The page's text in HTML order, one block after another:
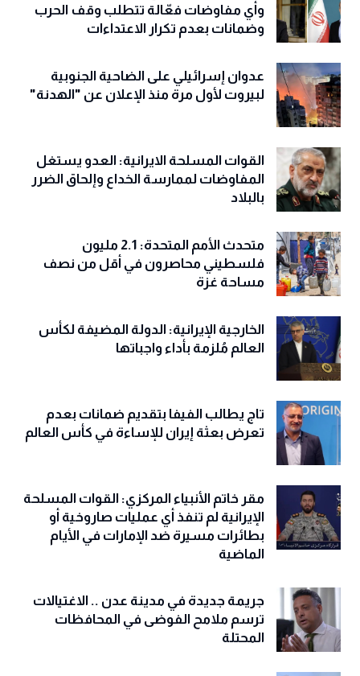
وأي مفاوضات فعّالة تتطلب وقف الحرب
وضمانات بعدم تكرار الاعتداءات
عدوان إسرائيلي على الضاحية الجنوبية
لبيروت لأول مرة منذ الإعلان عن "الهدنة"
القوات المسلحة الايرانية: العدو يستغل
المفاوضات لممارسة الخداع وإلحاق الضرر
بالبلاد
متحدث الأمم المتحدة: 2.1 مليون
فلسطيني محاصرون في أقل من نصف
مساحة غزة
الخارجية الإيرانية: الدولة المضيفة لكأس
العالم مُلزمة بأداء واجباتها
تاج يطالب الفيفا بتقديم ضمانات بعدم
تعرض بعثة إيران للإساءة في كأس العالم
مقر خاتم الأنبياء المركزي: القوات المسلحة
الإيرانية لم تنفذ أي عمليات صاروخية أو
بطائرات مسيرة ضد الإمارات في الأيام
الماضية
جريمة جديدة في مدينة عدن .. الاغتيالات
ترسم ملامح الفوضى في المحافظات
المحتلة